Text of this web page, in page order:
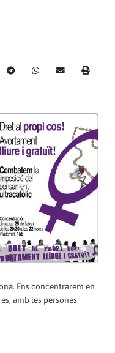
Ens concentrarem en
amb les persones